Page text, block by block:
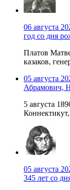
06 августа
год со дня
Платов
казаков,
05 августа
Абрамович,
5 августа
05 августа
345 лет со